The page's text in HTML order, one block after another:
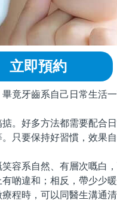
立即預約
牙齒系自己日常生活一
好多方法都需要配合日
只要保持好習慣，效果自
系自然、有層次嘅白，
啲違和；相反，帶少少
程時，可以同醫生溝通